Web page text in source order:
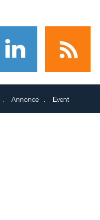
Annonce Event